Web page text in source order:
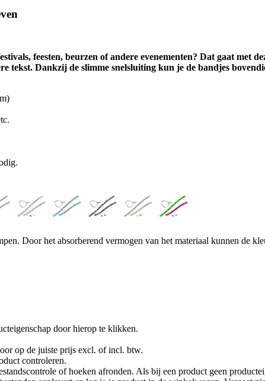
feesten, beurzen of andere evenementen? Dat gaat met
tekst. Dankzij de slimme snelsluiting kun je de bandjes
Door het absorberend vermogen van het materiaal kunnen de
door hierop te klikken.
op de juiste prijs excl. of incl. btw.
controleren.
of hoeken afronden. Als bij een product geen